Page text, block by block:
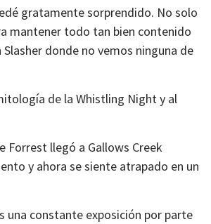
gratamente sorprendido. No solo
mantener todo tan bien contenido
donde no vemos ninguna de
de la Whistling Night y al
Forrest llegó a Gallows Creek
y ahora se siente atrapado en un
una constante exposición por parte